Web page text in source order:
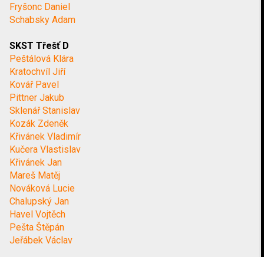
Fryšonc Daniel
Schabsky Adam
SKST Třešť D
Peštálová Klára
Kratochvíl Jiří
Kovář Pavel
Pittner Jakub
Sklenář Stanislav
Kozák Zdeněk
Křivánek Vladimír
Kučera Vlastislav
Křivánek Jan
Mareš Matěj
Nováková Lucie
Chalupský Jan
Havel Vojtěch
Pešta Štěpán
Jeřábek Václav